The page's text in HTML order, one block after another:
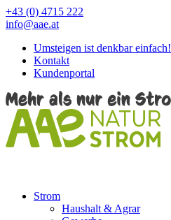
+43 (0) 4715 222
info@aae.at
Umsteigen ist denkbar einfach!
Kontakt
Kundenportal
Strom
Haushalt & Agrar